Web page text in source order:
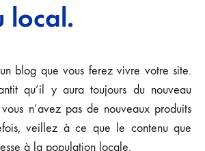
local.
blog que vous ferez vivre votre site.
qu’il y aura toujours du nouveau
n’avez pas de nouveaux produits
veillez à ce que le contenu que
à la population locale.